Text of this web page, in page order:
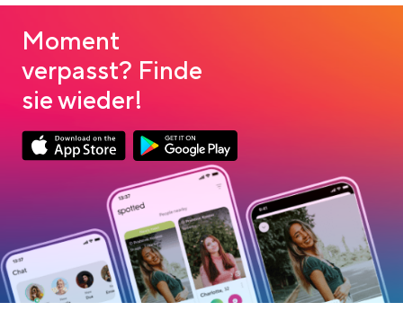
Moment
verpasst? Finde
sie wieder!
Link opens in a new tabLink opens in a new tab
Google Play Download